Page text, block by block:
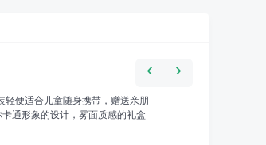
便适合儿童随身携带，赠送亲朋
通形象的设计，雾面质感的礼盒
‹ ›